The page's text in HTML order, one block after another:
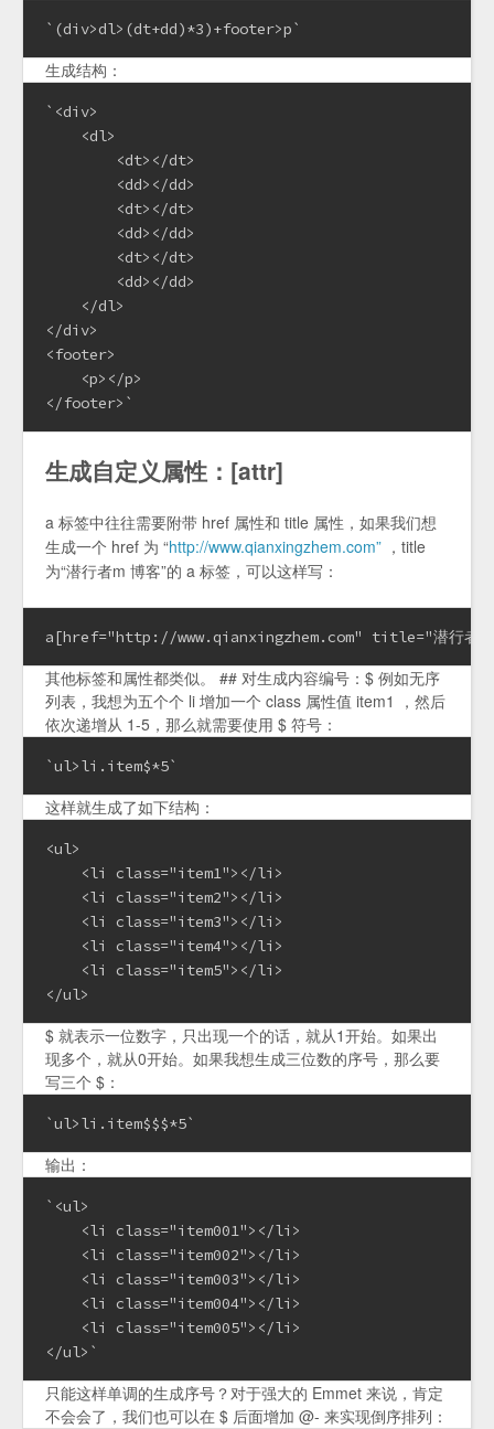
`(div>dl>(dt+dd)*3)+footer>p`
生成结构：
`<div>
    <dl>
        <dt></dt>
        <dd></dd>
        <dt></dt>
        <dd></dd>
        <dt></dt>
        <dd></dd>
    </dl>
</div>
<footer>
    <p></p>
</footer>`
生成自定义属性：[attr]
a 标签中往往需要附带 href 属性和 title 属性，如果我们想
生成一个 href 为 “http://www.qianxingzhem.com” ，title
为“潜行者m 博客”的 a 标签，可以这样写：
a[href="http://www.qianxingzhem.com" title="潜行者
其他标签和属性都类似。 ## 对生成内容编号：$ 例如无序
列表，我想为五个个 li 增加一个 class 属性值 item1 ，然后
依次递增从 1-5，那么就需要使用 $ 符号：
`ul>li.item$*5`
这样就生成了如下结构：
<ul>
    <li class="item1"></li>
    <li class="item2"></li>
    <li class="item3"></li>
    <li class="item4"></li>
    <li class="item5"></li>
</ul>
$ 就表示一位数字，只出现一个的话，就从1开始。如果出
现多个，就从0开始。如果我想生成三位数的序号，那么要
写三个 $：
`ul>li.item$$$*5`
输出：
`<ul>
    <li class="item001"></li>
    <li class="item002"></li>
    <li class="item003"></li>
    <li class="item004"></li>
    <li class="item005"></li>
</ul>`
只能这样单调的生成序号？对于强大的 Emmet 来说，肯定
不会会了，我们也可以在 $ 后面增加 @- 来实现倒序排列：